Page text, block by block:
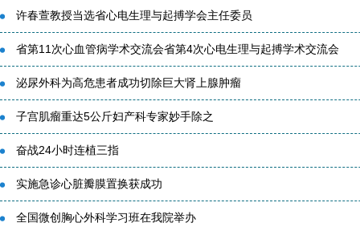
许春萱教授当选省心电生理与起搏学会主任委员
省第11次心血管病学术交流会省第4次心电生理与起搏学术交流会
泌尿外科为高危患者成功切除巨大肾上腺肿瘤
子宫肌瘤重达5公斤妇产科专家妙手除之
奋战24小时连植三指
实施急诊心脏瓣膜置换获成功
全国微创胸心外科学习班在我院举办